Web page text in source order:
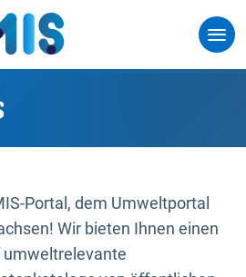
Portal, dem Umweltportal
Wir bieten Ihnen einen